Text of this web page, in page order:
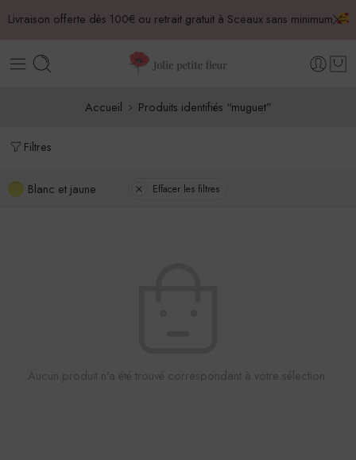
Livraison offerte dès 100€ ou retrait gratuit à Sceaux sans minimum
Accueil Produits identifiés “muguet”
Filtres
Blanc et jaune Effacer les filtres
Aucun produit n'a été trouvé correspondant à votre sélection.